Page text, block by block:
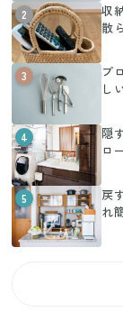
2
収
散
3
プ
し
4
隠
ロ
5
戻
れ